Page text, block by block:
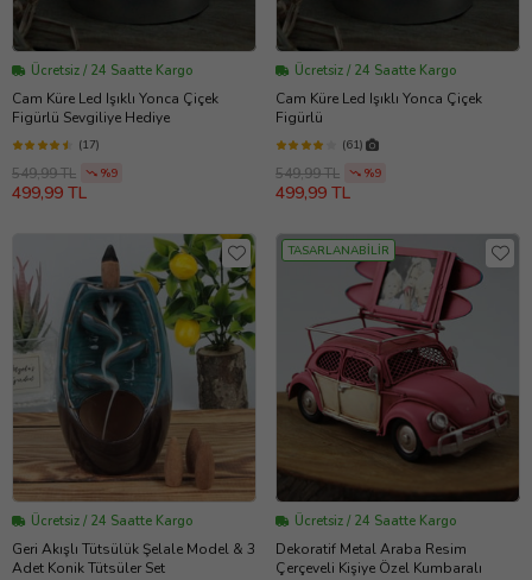
Ücretsiz / 24 Saatte Kargo
Cam Küre Led Işıklı Yonca Çiçek
Figürlü Sevgiliye Hediye
(17)
549,99 TL %9
499,99 TL
Ücretsiz / 24 Saatte Kargo
Cam Küre Led Işıklı Yonca Çiçek
Figürlü
(61)
549,99 TL %9
499,99 TL
Ücretsiz / 24 Saatte Kargo
Geri Akışlı Tütsülük Şelale Model & 3
Adet Konik Tütsüler Set
TASARLANABİLİR
Ücretsiz / 24 Saatte Kargo
Dekoratif Metal Araba Resim
Çerçeveli Kişiye Özel Kumbaralı